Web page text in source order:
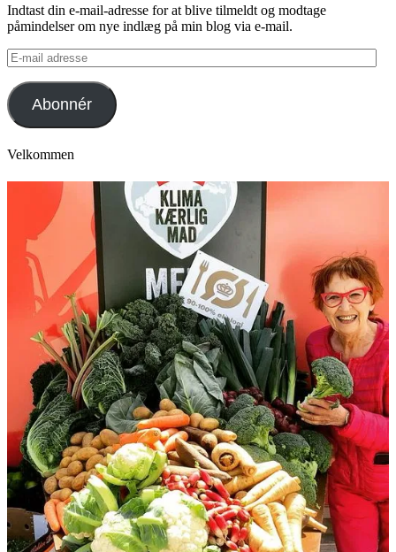
Indtast din e-mail-adresse for at blive tilmeldt og modtage
påmindelser om nye indlæg på min blog via e-mail.
E-
mail
adresse
Abonnér
Velkommen